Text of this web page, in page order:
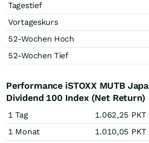
Tagestief
Vortageskurs
52-Wochen Hoch
52-Wochen Tief
Performance iSTOXX MUTB
Dividend 100 Index (Net Return)
1 Tag 1.062,25 PKT
1 Monat
1.010,05 PKT